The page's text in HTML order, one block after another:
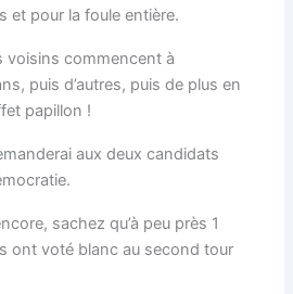
et pour la foule entière.
voisins commencent à
puis d’autres, puis de plus en
papillon !
aux deux candidats
sachez qu’à peu près 1
ont voté blanc au second tour